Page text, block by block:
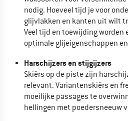
nodig. Hoeveel tijd je voor
glijvlakken en kanten uit wilt
Veel tijd en toewijding worden
optimale glijeigenschappen
Harschijzers en stijgijzers
Skiërs op de piste zijn
relevant. Variantenskiërs en
moeilijke passages te
hellingen met poedersneeuw